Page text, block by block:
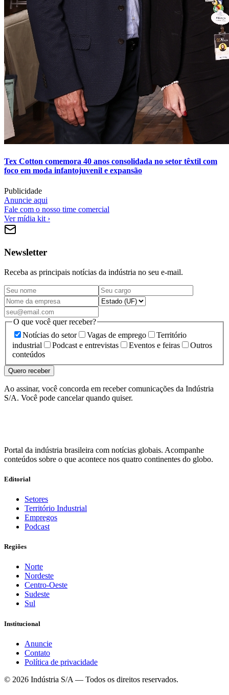
Tex Cotton comemora 40 anos consolidada no setor têxtil com
foco em moda infantojuvenil e expansão
Publicidade
Anuncie aqui
Fale com o nosso time comercial
Ver mídia kit ›
Newsletter
Receba as principais notícias da indústria no seu e-mail.
O que você quer receber?
Notícias do setor
Vagas de emprego
Território
industrial
Podcast e entrevistas Eventos e feiras
Outros
conteúdos
Quero receber
Ao assinar, você concorda em receber comunicações da Indústria
S/A. Você pode cancelar quando quiser.
Portal da indústria brasileira com notícias globais. Acompanhe
conteúdos sobre o que acontece nos quatro continentes do globo.
Editorial
Setores
Território Industrial
Empregos
Podcast
Regiões
Norte
Nordeste
Centro-Oeste
Sudeste
Sul
Institucional
Anuncie
Contato
Política de privacidade
© 2026 Indústria S/A — Todos os direitos reservados.